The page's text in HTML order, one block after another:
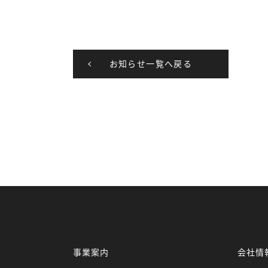
お知らせ一覧へ戻る
事業案内 会社情